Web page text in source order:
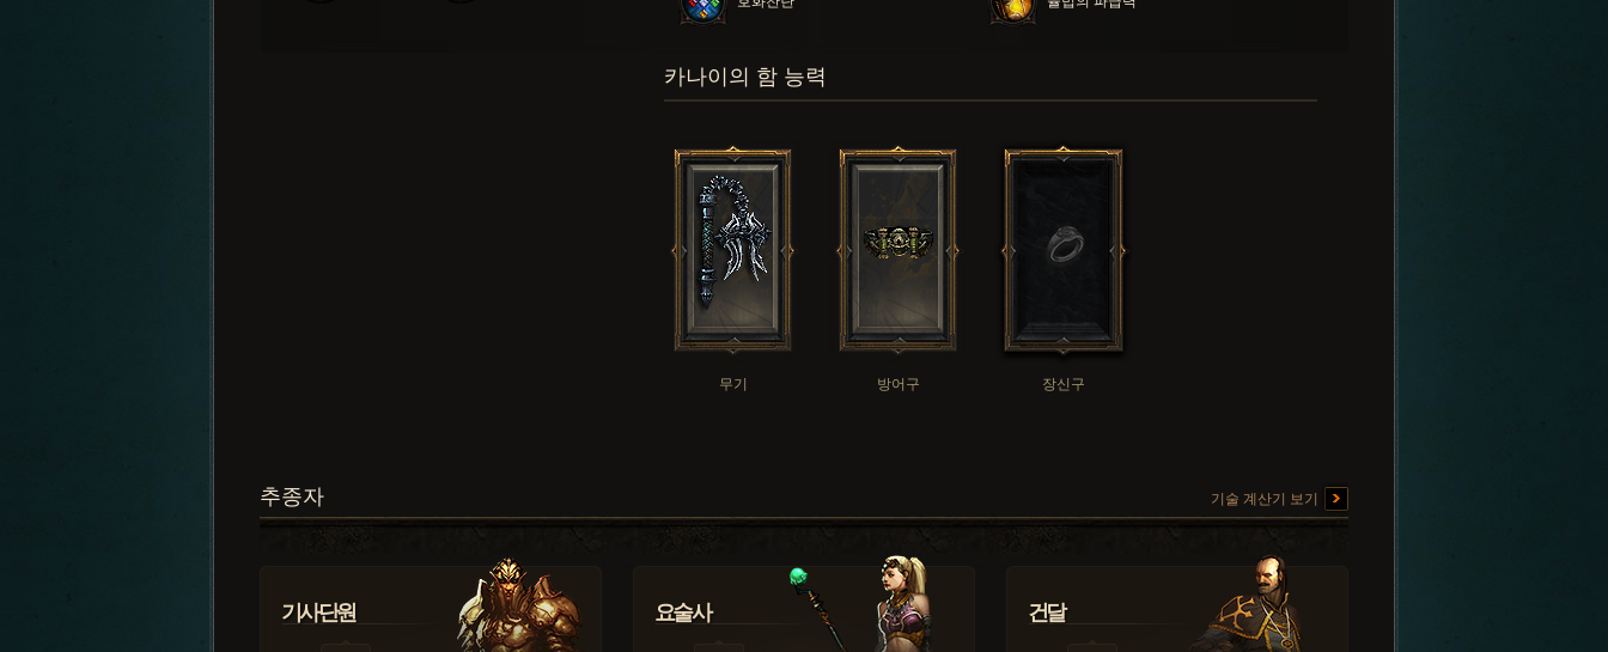
카나이의 함 능력
무기 방어구 장신구
추종자 기술 계산기 보기
기사단원 요술사 건달